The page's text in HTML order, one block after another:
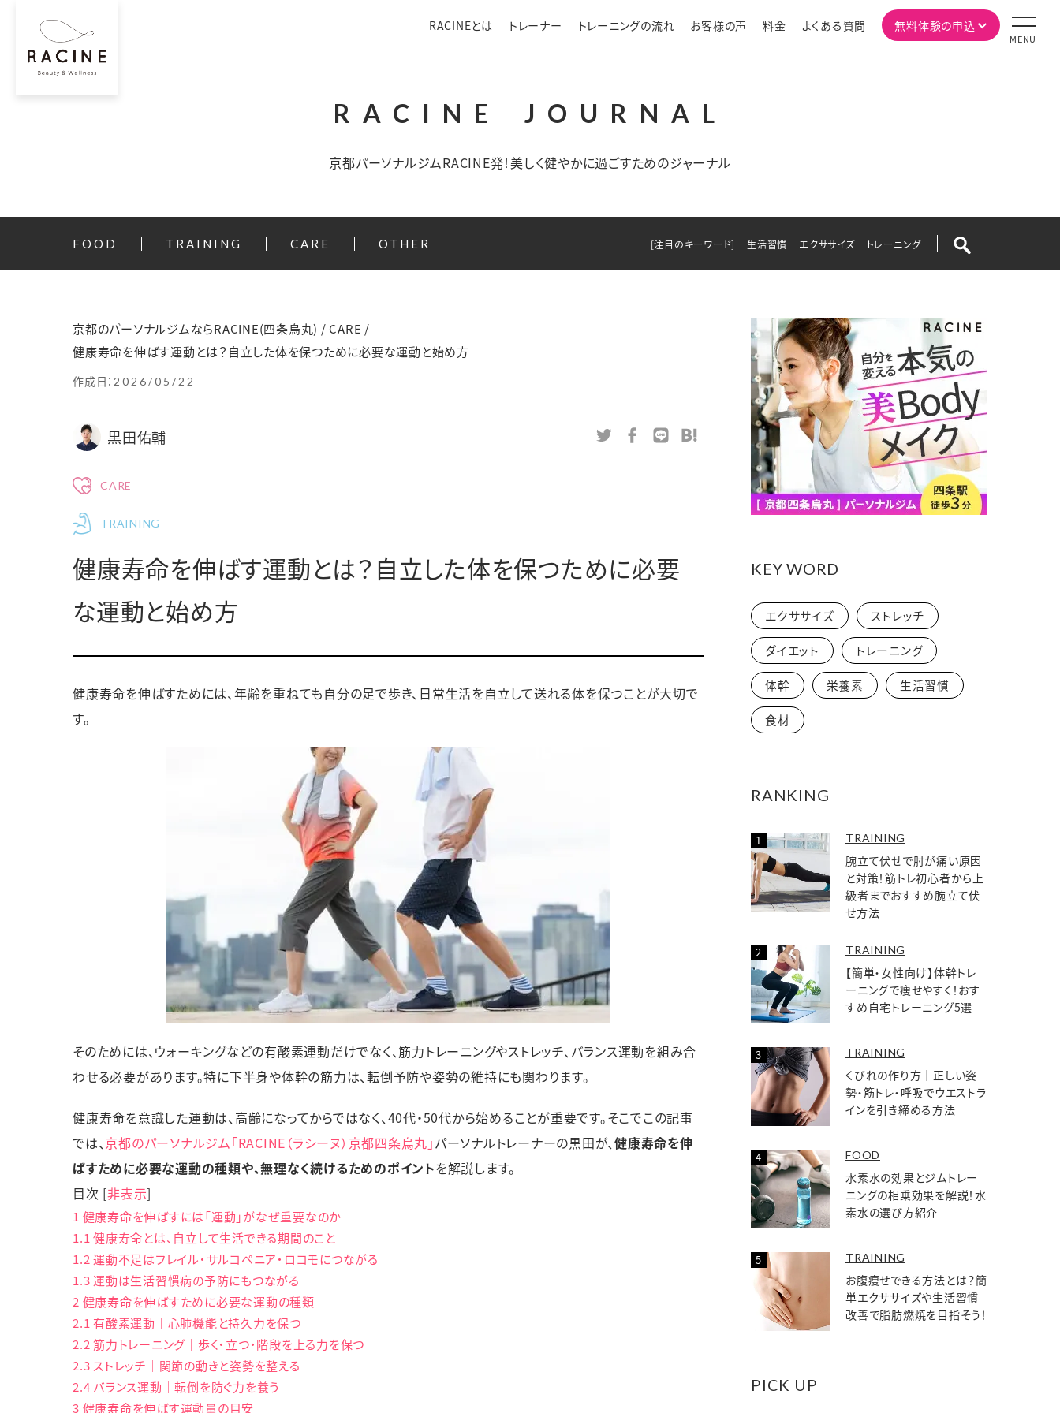
RACINEとは トレーナー トレーニングの流れ お客様の声 料金 よくある質問 無料体験の申込
MENU
RACINE JOURNAL
京都パーソナルジムRACINE発！美しく健やかに過ごすためのジャーナル
FOOD TRAINING CARE OTHER [注目のキーワード] 生活習慣 エクササイズ トレーニング
京都のパーソナルジムならRACINE(四条烏丸) / CARE /
健康寿命を伸ばす運動とは？自立した体を保つために必要な運動と始め方
作成日： 2026/05/22
黒田佑輔
CARE
TRAINING
健康寿命を伸ばす運動とは？自立した体を保つために必要
な運動と始め方
健康寿命を伸ばすためには、年齢を重ねても自分の足で歩き、日常生活を自立して送れる体を保つことが大切で
す。
そのためには、ウォーキングなどの有酸素運動だけでなく、筋力トレーニングやストレッチ、バランス運動を組み合
わせる必要があります。特に下半身や体幹の筋力は、転倒予防や姿勢の維持にも関わります。
健康寿命を意識した運動は、高齢になってからではなく、40代・50代から始めることが重要です。そこでこの記事
では、京都のパーソナルジム「RACINE（ラシーヌ）京都四条烏丸」パーソナルトレーナーの黒田が、健康寿命を伸
ばすために必要な運動の種類や、無理なく続けるためのポイントを解説します。
目次 [非表示]
1 健康寿命を伸ばすには「運動」がなぜ重要なのか
1.1健康寿命とは、自立して生活できる期間のこと
1.2運動不足はフレイル・サルコペニア・ロコモにつながる
1.3運動は生活習慣病の予防にもつながる
2 健康寿命を伸ばすために必要な運動の種類
2.1有酸素運動｜心肺機能と持久力を保つ
2.2筋力トレーニング｜歩く・立つ・階段を上る力を保つ
2.3 ストレッチ｜関節の動きと姿勢を整える
2.4 バランス運動｜転倒を防ぐ力を養う
3 健康寿命を伸ばす運動量の目安
KEY WORD
エクササイズ ストレッチ
ダイエット トレーニング
体幹 栄養素 生活習慣
食材
RANKING
TRAINING
腕立て伏せで肘が痛い原因
と対策！筋トレ初心者から上
級者までおすすめ腕立て伏
せ方法
TRAINING
【簡単・女性向け】体幹トレ
ーニングで痩せやすく！おす
すめ自宅トレーニング5選
TRAINING
くびれの作り方｜正しい姿
勢・筋トレ・呼吸でウエストラ
インを引き締める方法
FOOD
水素水の効果とジムトレー
ニングの相乗効果を解説！水
素水の選び方紹介
TRAINING
お腹痩せできる方法とは？簡
単エクササイズや生活習慣
改善で脂肪燃焼を目指そう！
PICK UP